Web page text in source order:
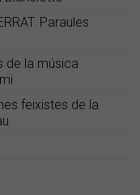
Paraules
de la música
feixistes de la